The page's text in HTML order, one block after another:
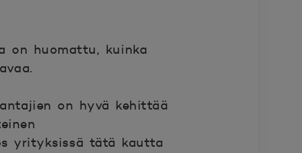
on huomattu, kuinka
on hyvä kehittää
yrityksissä tätä kautta